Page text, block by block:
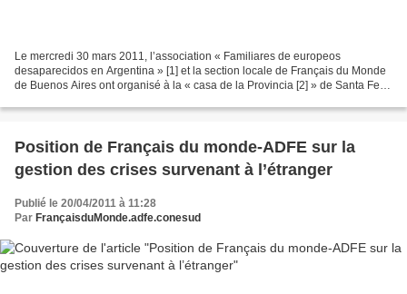
Le mercredi 30 mars 2011, l’association « Familiares de europeos
desaparecidos en Argentina » [1] et la section locale de Français du Monde
de Buenos Aires ont organisé à la « casa de la Provincia [2] » de Santa Fe
Position de Français du monde-ADFE sur la
gestion des crises survenant à l’étranger
Publié le 20/04/2011 à 11:28
Par FrançaisduMonde.adfe.conesud